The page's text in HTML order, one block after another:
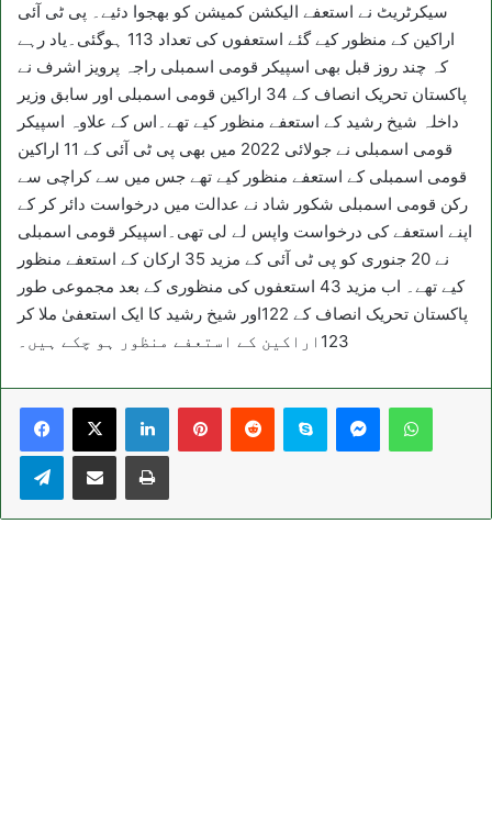
سیکرٹریٹ نے استعفے الیکشن کمیشن کو بھجوا دئیے۔ پی ٹی آئی
اراکین کے منظور کیے گئے استعفوں کی تعداد 113 ہوگئی۔یاد رہے
کہ چند روز قبل بھی اسپیکر قومی اسمبلی راجہ پرویز اشرف نے
پاکستان تحریک انصاف کے 34 اراکین قومی اسمبلی اور سابق وزیر
داخلہ شیخ رشید کے استعفے منظور کیے تھے۔اس کے علاوہ اسپیکر
قومی اسمبلی نے جولائی 2022 میں بھی پی ٹی آئی کے 11 اراکین
قومی اسمبلی کے استعفے منظور کیے تھے جس میں سے کراچی سے
رکن قومی اسمبلی شکور شاد نے عدالت میں درخواست دائر کر کے
اپنے استعفے کی درخواست واپس لے لی تھی۔اسپیکر قومی اسمبلی
نے 20 جنوری کو پی ٹی آئی کے مزید 35 ارکان کے استعفے منظور
کیے تھے۔ اب مزید 43 استعفوں کی منظوری کے بعد مجموعی طور
پاکستان تحریک انصاف کے 122اور شیخ رشید کا ایک استعفیٰ ملا کر
123اراکین کے استعفے منظور ہو چکے ہیں۔
LinkedInPinterestReddit Skype Messenger
TelegramShare via Email Print